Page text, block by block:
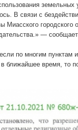
земельных
В связи с
Миасского городского
—
по многим пунктам
время, то